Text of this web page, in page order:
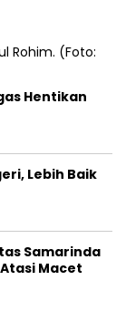
Hentikan
Lebih Baik
Samarinda
Macet